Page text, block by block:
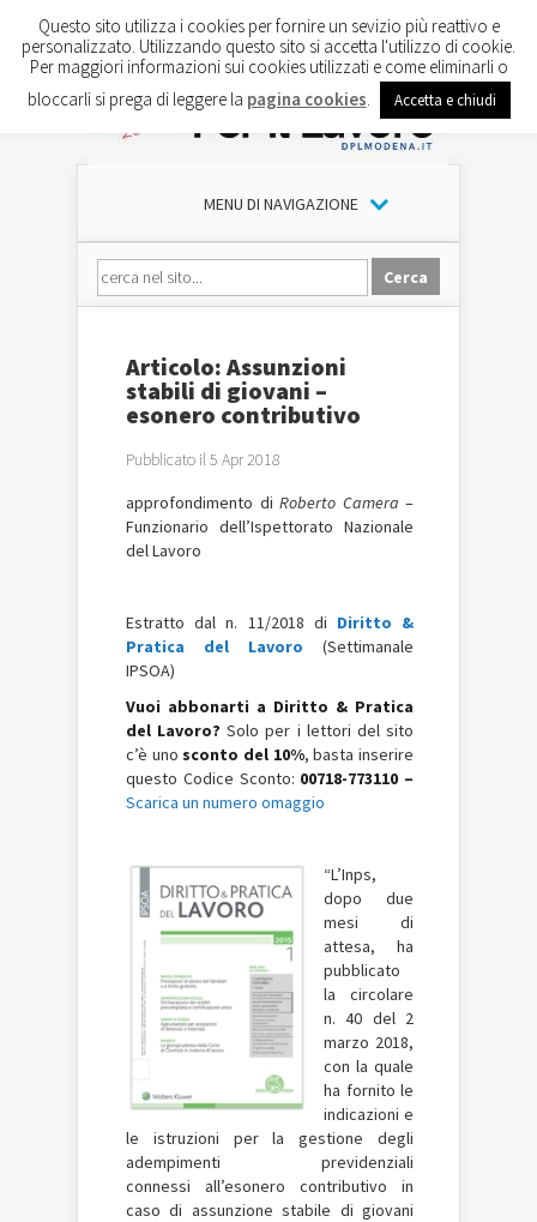
MENU DI NAVIGAZIONE
Articolo: Assunzioni
stabili di giovani –
esonero contributivo
Pubblicato il 5 Apr 2018
approfondimento di Roberto Camera –
Funzionario dell’Ispettorato Nazionale
del Lavoro
Estratto dal n. 11/2018 di Diritto &
Pratica del Lavoro (Settimanale
IPSOA)
Vuoi abbonarti a Diritto & Pratica
del Lavoro? Solo per i lettori del sito
c’è uno sconto del 10%, basta inserire
questo Codice Sconto: 00718-773110 –
Scarica un numero omaggio
“L’Inps,
dopo due
mesi di
attesa, ha
pubblicato
la circolare
n. 40 del 2
marzo 2018,
con la quale
ha fornito le
indicazioni e
le istruzioni per la gestione degli
adempimenti previdenziali
connessi all’esonero contributivo in
caso di assunzione stabile di giovani
Questo sito utilizza i cookies per fornire un sevizio più reattivo e
personalizzato. Utilizzando questo sito si accetta l'utilizzo di cookie.
Per maggiori informazioni sui cookies utilizzati e come eliminarli o
bloccarli si prega di leggere la pagina cookies Accetta e chiudi